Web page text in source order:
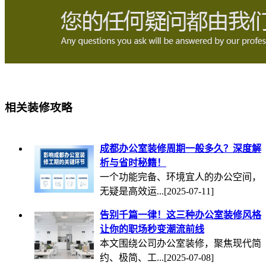
相关装修攻略
成都办公室装修周期一般多久？深度解
析与省时秘籍！
一个功能完备、环境宜人的办公空间，
无疑是高效运...[2025-07-11]
告别千篇一律！这三种办公室装修风格
让你的职场秒变潮流前线
本文围绕公司办公室装修，聚焦现代简
约、极简、工...[2025-07-08]